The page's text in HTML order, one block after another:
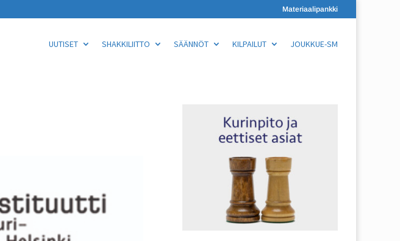
Materiaalipankki
UUTISET SHAKKILIITTO SÄÄNNÖT KILPAILUT JOUKKUE-SM